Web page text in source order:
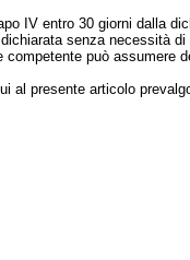
IV entro 30 giorni dalla
senza necessità
può assumere
presente articolo